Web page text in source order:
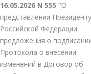
16.05.2026 N 555 "О
представлении Президенту
Российской Федерации
предложения о
Протокола о внесении
изменений в Договор об